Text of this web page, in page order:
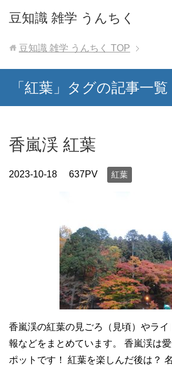
豆知識 雑学 うんちく
豆知識 雑学 うんちく TOP
「紅葉」タグの記事一覧
香嵐渓 紅葉
2023-10-18 637PV 紅葉
香嵐渓の紅葉の見ごろ（見頃）やラ
報などをまとめています。 香嵐渓は
ポットです！ 紅葉を楽しんだ後は？